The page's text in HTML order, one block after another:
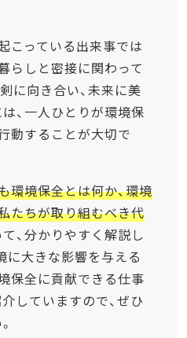
こっている出来事では
らしと密接に関わって
に向き合い、未来に美
、一人ひとりが環境保
動することが大切で
環境保全とは何か、環境
たちが取り組むべき代
、分かりやすく解説し
に大きな影響を与える
保全に貢献できる仕事
していますので、ぜひ